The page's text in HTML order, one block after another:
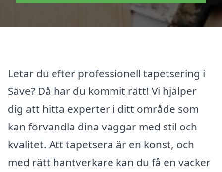
Letar du efter professionell tapetsering i
Säve? Då har du kommit rätt! Vi hjälper
dig att hitta experter i ditt område som
kan förvandla dina väggar med stil och
kvalitet. Att tapetsera är en konst, och
med rätt hantverkare kan du få en vacker